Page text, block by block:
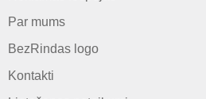
Par mums
BezRindas logo
Kontakti